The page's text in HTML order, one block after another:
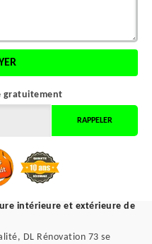
gratuitement
intérieure et extérieure de
DL Rénovation 73 se